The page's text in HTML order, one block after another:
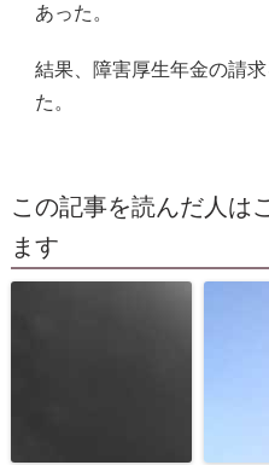
あった。
結果、障害厚生年金の請
た。
この記事を読んだ人は
ます